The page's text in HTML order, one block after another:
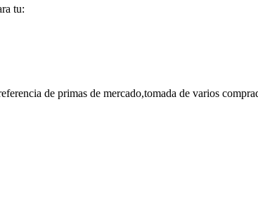
tu:
de primas de mercado,tomada de varios